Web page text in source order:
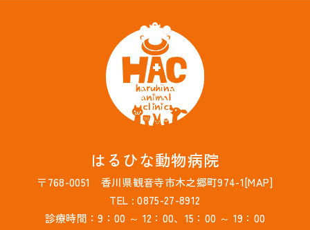
はるひな動物病院
〒768-0051 香川県観音寺市木之郷町974-1[MAP]
TEL : 0875-27-8912
診療時間：9：00 ～ 12：00、15：00 ～ 19：00